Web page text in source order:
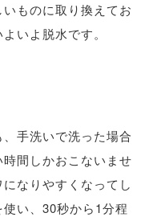
ものに取り換えてお
いよ脱水です。
手洗いで洗った場合
間しかおこないませ
なりやすくなってし
い、30秒から1分程